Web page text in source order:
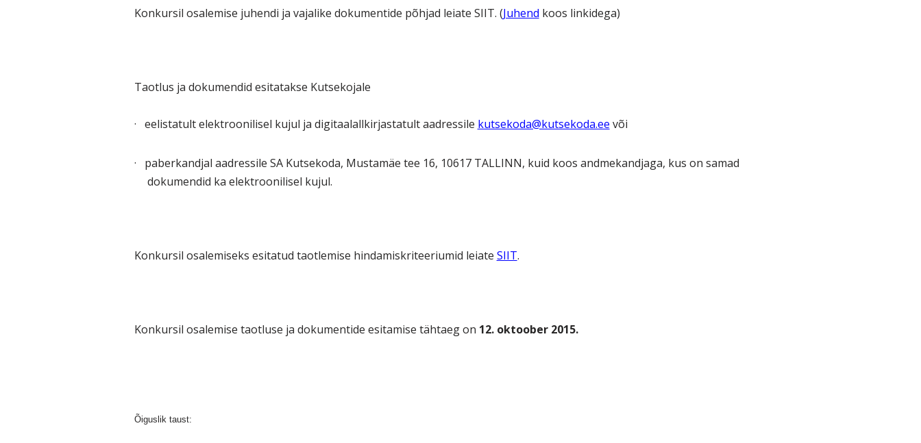
Konkursil osalemise juhendi ja vajalike dokumentide põhjad leiate SIIT. (Juhend koos linkidega)
Taotlus ja dokumendid esitatakse Kutsekojale
· eelistatult elektroonilisel kujul ja digitaalallkirjastatult aadressile kutsekoda@kutsekoda.ee või
·
paberkandjal aadressile SA Kutsekoda, Mustamäe tee 16, 10617 TALLINN, kuid koos andmekandjaga, kus on samad
dokumendid ka elektroonilisel kujul.
Konkursil osalemiseks esitatud taotlemise hindamiskriteeriumid leiate SIIT.
Konkursil osalemise taotluse ja dokumentide esitamise tähtaeg on 12. oktoober 2015.
Õiguslik taust: